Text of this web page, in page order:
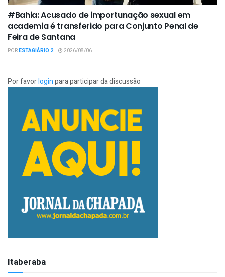
#Bahia: Acusado de importunação sexual em
academia é transferido para Conjunto Penal de
Feira de Santana
PORESTAGIÁRIO 2 2026/08/06
Por favorloginpara participar da discussão
Itaberaba